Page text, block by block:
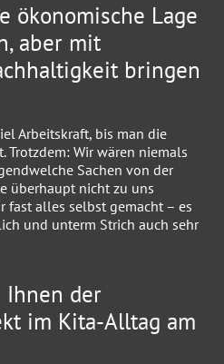
ökonomische Lage
aber mit
bringen
Arbeitskraft, bis man die
Trotzdem: Wir wären niemals
Sachen von der
überhaupt nicht zu uns
fast alles selbst gemacht – es
und unterm Strich auch sehr
Ihnen der
im Kita-Alltag am